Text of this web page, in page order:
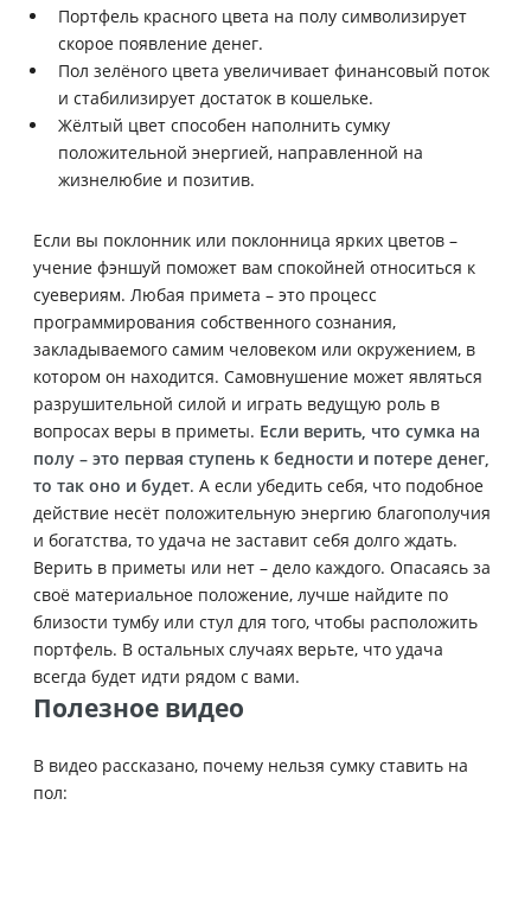
Портфель красного цвета на полу символизирует
скорое появление денег.
Пол зелёного цвета увеличивает финансовый поток
и стабилизирует достаток в кошельке.
Жёлтый цвет способен наполнить сумку
положительной энергией, направленной на
жизнелюбие и позитив.
Если вы поклонник или поклонница ярких цветов –
учение фэншуй поможет вам спокойней относиться к
суевериям. Любая примета – это процесс
программирования собственного сознания,
закладываемого самим человеком или окружением, в
котором он находится. Самовнушение может являться
разрушительной силой и играть ведущую роль в
вопросах веры в приметы. Если верить, что сумка на
полу – это первая ступень к бедности и потере денег,
то так оно и будет. А если убедить себя, что подобное
действие несёт положительную энергию благополучия
и богатства, то удача не заставит себя долго ждать.
Верить в приметы или нет – дело каждого. Опасаясь за
своё материальное положение, лучше найдите по
близости тумбу или стул для того, чтобы расположить
портфель. В остальных случаях верьте, что удача
всегда будет идти рядом с вами.
Полезное видео
В видео рассказано, почему нельзя сумку ставить на
пол: